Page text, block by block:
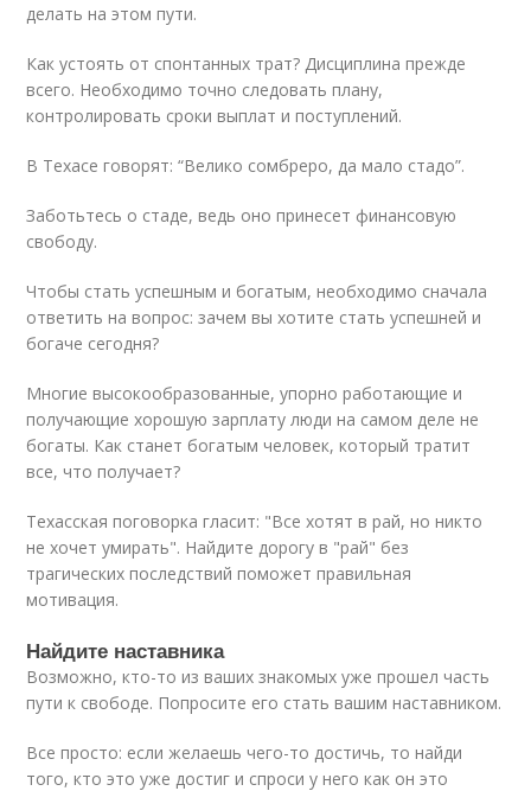
делать на этом пути.
Как устоять от спонтанных трат? Дисциплина прежде
всего. Необходимо точно следовать плану,
контролировать сроки выплат и поступлений.
В Техасе говорят: “Велико сомбреро, да мало стадо”.
Заботьтесь о стаде, ведь оно принесет финансовую
свободу.
Чтобы стать успешным и богатым, необходимо сначала
ответить на вопрос: зачем вы хотите стать успешней и
богаче сегодня?
Многие высокообразованные, упорно работающие и
получающие хорошую зарплату люди на самом деле не
богаты. Как станет богатым человек, который тратит
все, что получает?
Техасская поговорка гласит: "Все хотят в рай, но никто
не хочет умирать". Найдите дорогу в "рай" без
трагических последствий поможет правильная
мотивация.
Найдите наставника
Возможно, кто-то из ваших знакомых уже прошел часть
пути к свободе. Попросите его стать вашим наставником.
Все просто: если желаешь чего-то достичь, то найди
того, кто это уже достиг и спроси у него как он это